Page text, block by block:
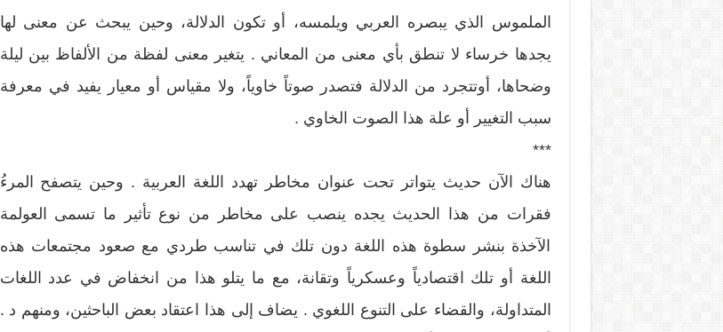
الملموس الذي يبصره العربي ويلمسه، أو تكون الدلالة، وحين يبحث عن معنى لها
يجدها خرساء لا تنطق بأي معنى من المعاني . يتغير معنى لفظة من الألفاظ بين ليلة
وضحاها، أوتتجرد من الدلالة فتصدر صوتاً خاوياً، ولا مقياس أو معيار يفيد في معرفة
سبب التغيير أو علة هذا الصوت الخاوي .
***
هناك الآن حديث يتواتر تحت عنوان مخاطر تهدد اللغة العربية . وحين يتصفح المرءُ
فقرات من هذا الحديث يجده ينصب على مخاطر من نوع تأثير ما تسمى العولمة
الآخذة بنشر سطوة هذه اللغة دون تلك في تناسب طردي مع صعود مجتمعات هذه
اللغة أو تلك اقتصادياً وعسكرياً وتقانة، مع ما يتلو هذا من انخفاض في عدد اللغات
المتداولة، والقضاء على التنوع اللغوي . يضاف إلى هذا اعتقاد بعض الباحثين، ومنهم د .